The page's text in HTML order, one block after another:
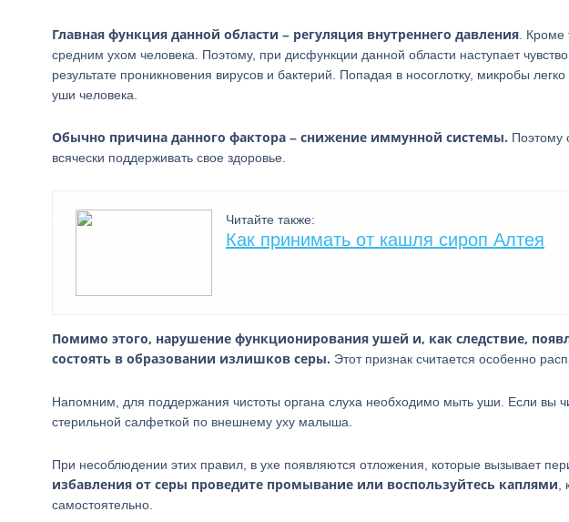
Главная функция данной области – регуляция внутреннего давления .
средним ухом человека. Поэтому, при дисфункции данной области наступает
результате проникновения вирусов и бактерий. Попадая в носоглотку, микробы
уши человека.
Обычно причина данного фактора – снижение иммунной системы. Поэтому
всячески поддерживать свое здоровье.
Читайте также:
Как принимать от кашля сироп Алтея
Помимо этого, нарушение функционирования ушей и, как следствие,
состоять в образовании излишков серы. Этот признак считается особенно
Напомним, для поддержания чистоты органа слуха необходимо мыть уши. Если вы
стерильной салфеткой по внешнему уху малыша.
При несоблюдении этих правил, в ухе появляются отложения, которые вызывает
избавления от серы проведите промывание или воспользуйтесь каплями
самостоятельно.